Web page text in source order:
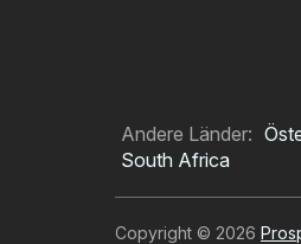
Andere Länder:
South Africa
Copyright © 2026